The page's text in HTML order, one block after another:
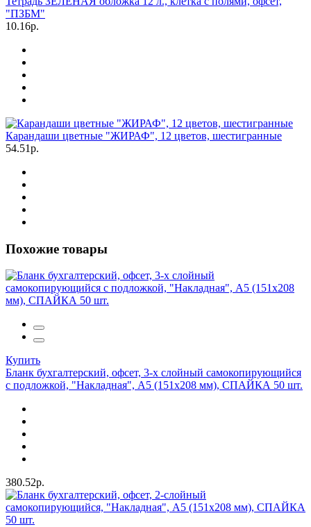
"ПЗБМ"
10.16р.
Карандаши цветные "ЖИРАФ", 12 цветов, шестигранные
54.51р.
Похожие товары
Купить
Бланк бухгалтерский, офсет, 3-х слойный самокопирующийся
с подложкой, "Накладная", А5 (151х208 мм), СПАЙКА 50 шт.
380.52р.